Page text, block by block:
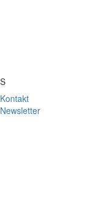
Kontakt
Newsletter